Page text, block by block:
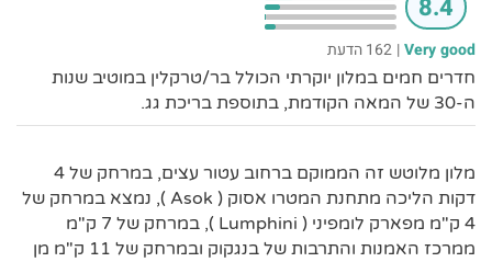
8.4
Very good
| 162 הדעת
חדרים חמים במלון יוקרתי הכולל בר/טרקלין במוטיב שנות
ה-30 של המאה הקודמת, בתוספת בריכת גג.
מלון מלוטש זה הממוקם ברחוב עטור עצים, במרחק של 4
דקות הליכה מתחנת המטרו אסוק ( Asok ), נמצא במרחק של
4 ק"מ מפארק לומפיני ( Lumphini ), במרחק של 7 ק"מ
ממרכז האמנות והתרבות של בנגקוק ובמרחק של 11 ק"מ מן